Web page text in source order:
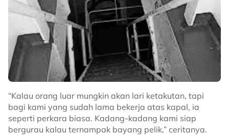
“Kalau orang luar mungkin akan lari ketakutan, tapi
bagi kami yang sudah lama bekerja atas kapal, ia
seperti perkara biasa. Kadang-kadang kami siap
bergurau kalau ternampak bayang pelik,” ceritanya.